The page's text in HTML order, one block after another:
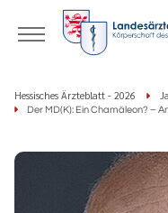
Hessisches Ärzteblatt - 2026
Der MD(K): Ein Chamäleon? –